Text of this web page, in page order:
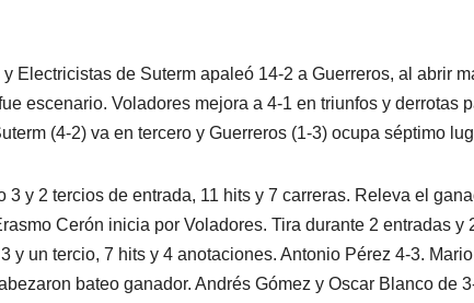
Electricistas de Suterm apaleó 14-2 a Guerreros, al abrir
escenario. Voladores mejora a 4-1 en triunfos y derrotas
(4-2) va en tercero y Guerreros (1-3) ocupa séptimo
y 2 tercios de entrada, 11 hits y 7 carreras. Releva el
Cerón inicia por Voladores. Tira durante 2 entradas y
y un tercio, 7 hits y 4 anotaciones. Antonio Pérez 4-3. Mario
bateo ganador. Andrés Gómez y Oscar Blanco de